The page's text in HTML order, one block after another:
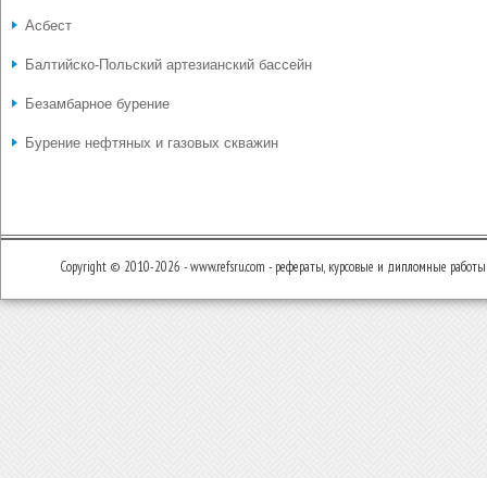
Асбест
Балтийско-Польский артезианский бассейн
Безамбарное бурение
Бурение нефтяных и газовых скважин
Copyright © 2010-2026 - www.refsru.com - рефераты, курсовые и дипломные работы